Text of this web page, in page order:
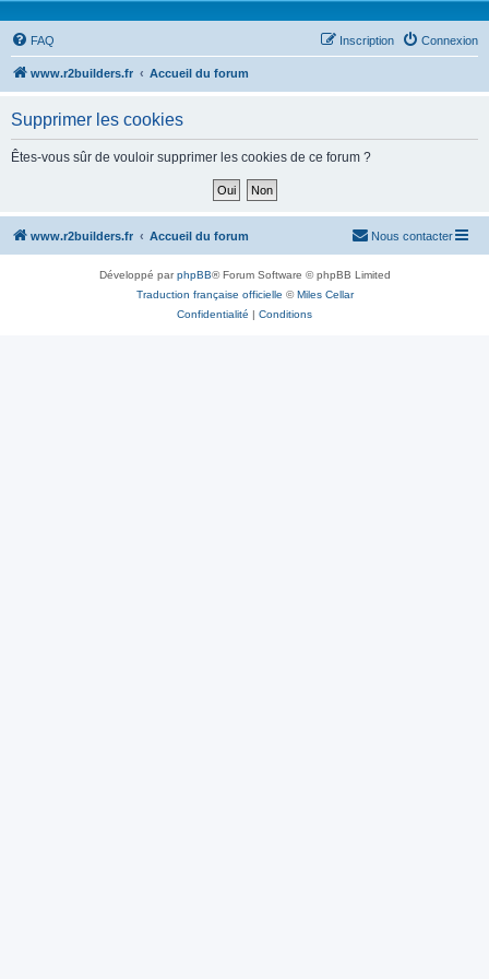
FAQ Connexion
Inscription
www.r2builders.fr Accueil du forum
Supprimer les cookies
Êtes-vous sûr de vouloir supprimer les cookies de ce forum ?
www.r2builders.fr Accueil du forum Nous contacter
Développé parphpBB® Forum Software © phpBB Limited
Traduction française officielle ©Miles Cellar
Confidentialité | Conditions